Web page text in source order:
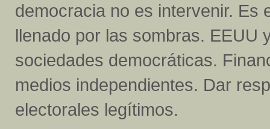
democracia no es intervenir. Es
llenado por las sombras. EEUU
sociedades democráticas.
medios independientes. Dar
electorales legítimos.